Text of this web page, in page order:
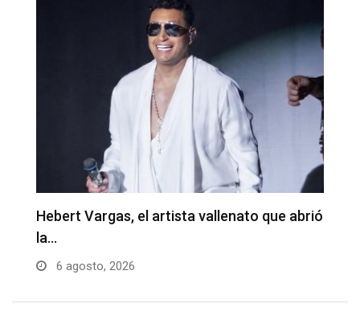
Hebert Vargas, el artista vallenato que abrió
la…
6 agosto, 2026